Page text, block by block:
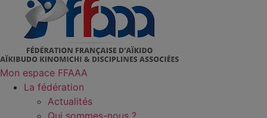
Mon espace FFAAA
La fédération
Actualités
Qui sommes-nous ?